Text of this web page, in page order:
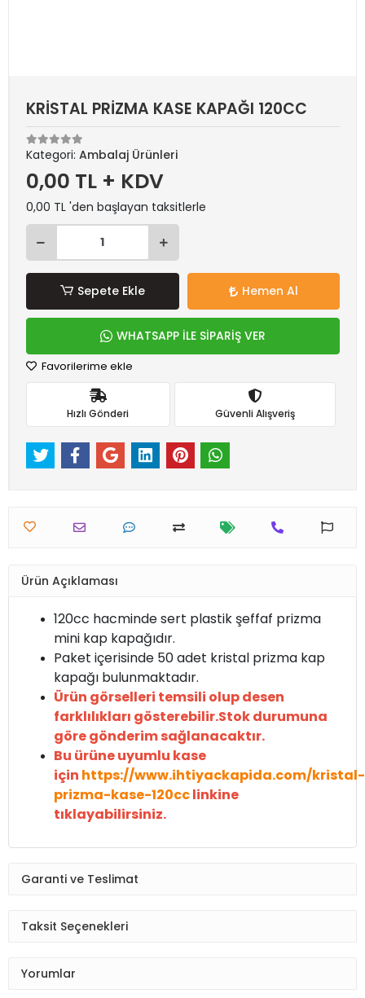
KRİSTAL PRİZMA KASE KAPAĞI 120CC
Kategori: Ambalaj Ürünleri
0,00 TL + KDV
0,00 TL 'den başlayan taksitlerle
Sepete Ekle Hemen Al
WHATSAPP İLE SİPARİŞ VER
Favorilerime ekle
Hızlı Gönderi Güvenli Alışveriş
Ürün Açıklaması
120cc hacminde sert plastik şeffaf prizma
mini kap kapağıdır.
Paket içerisinde 50 adet kristal prizma kap
kapağı bulunmaktadır.
Ürün görselleri temsili olup desen
farklılıkları gösterebilir.Stok durumuna
göre gönderim sağlanacaktır.
Bu ürüne uyumlu kase
için https://www.ihtiyackapida.com/kristal-
prizma-kase-120cclinkine
tıklayabilirsiniz.
Garanti ve Teslimat
Taksit Seçenekleri
Yorumlar